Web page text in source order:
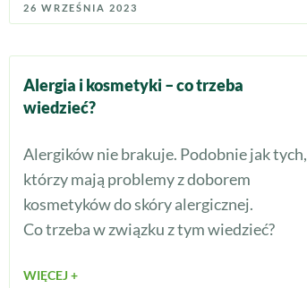
26 WRZEŚNIA 2023
Alergia i kosmetyki – co trzeba
wiedzieć?
Alergików nie brakuje. Podobnie jak tych,
którzy mają problemy z doborem
kosmetyków do skóry alergicznej.
Co trzeba w związku z tym wiedzieć?
WIĘCEJ +